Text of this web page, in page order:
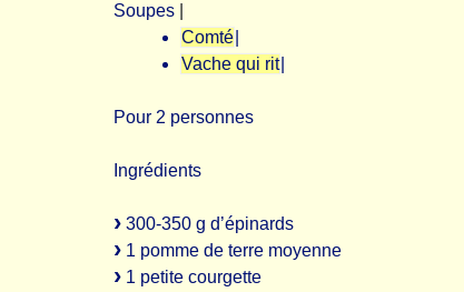
Soupes
Comté
Vache qui rit
Pour 2 personnes
Ingrédients
300-350 g d’épinards
1 pomme de terre moyenne
1 petite courgette